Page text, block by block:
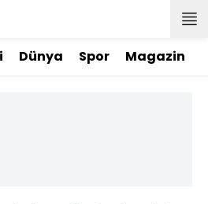
Dünya Spor Magazin